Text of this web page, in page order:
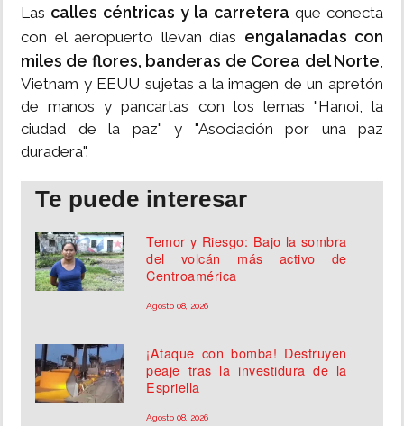
Las calles céntricas y la carreteraque conecta
con el aeropuerto llevan días engalanadas con
miles de flores, banderas de Corea del Norte,
Vietnam y EEUU sujetas a la imagen de un apretón
de manos y pancartas con los lemas "Hanoi, la
ciudad de la paz" y "Asociación por una paz
duradera".
Te puede interesar
Temor y Riesgo: Bajo la sombra
del volcán más activo de
Centroamérica
Agosto 08, 2026
¡Ataque con bomba! Destruyen
peaje tras la investidura de la
Espriella
Agosto 08, 2026